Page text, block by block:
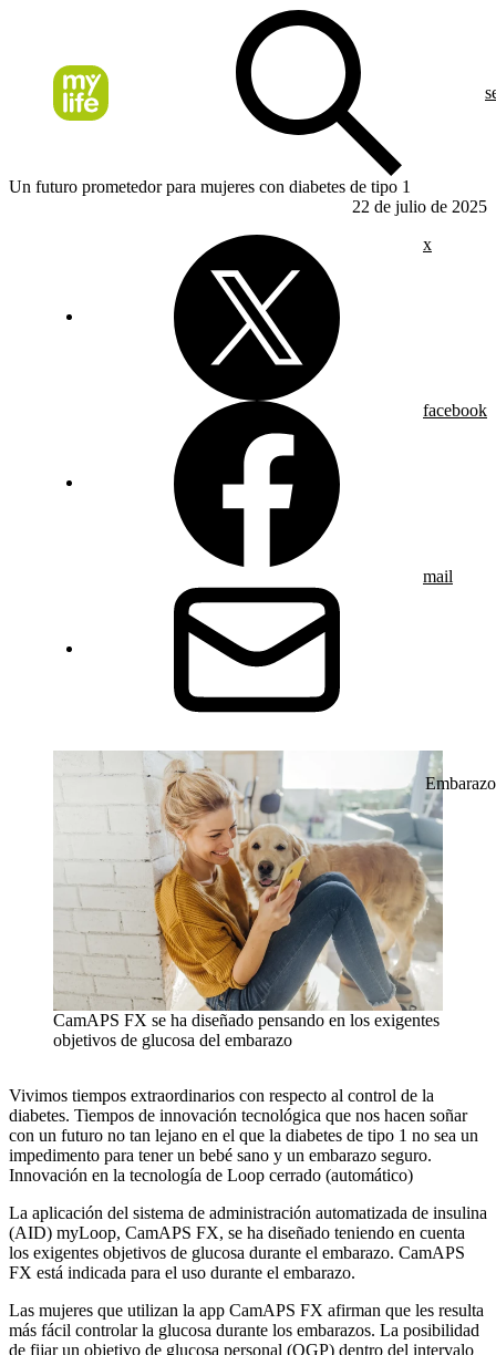
Un futuro prometedor para mujeres con diabetes de tipo 1
22 de julio de 2025
x
facebook
mail
Embarazo
CamAPS FX se ha diseñado pensando en los exigentes
objetivos de glucosa del embarazo
Vivimos tiempos extraordinarios con respecto al control de la
diabetes. Tiempos de innovación tecnológica que nos hacen soñar
con un futuro no tan lejano en el que la diabetes de tipo 1 no sea un
impedimento para tener un bebé sano y un embarazo seguro.
Innovación en la tecnología de Loop cerrado (automático)
La aplicación del sistema de administración automatizada de insulina
(AID) myLoop, CamAPS FX, se ha diseñado teniendo en cuenta
los exigentes objetivos de glucosa durante el embarazo. CamAPS
FX está indicada para el uso durante el embarazo.
Las mujeres que utilizan la app CamAPS FX afirman que les resulta
más fácil controlar la glucosa durante los embarazos. La posibilidad
de fijar un objetivo de glucosa personal (OGP) dentro del intervalo